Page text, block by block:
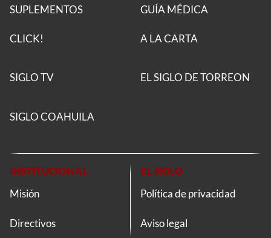
SUPLEMENTOS
CLICK!
GUÍA MÉDICA
A LA CARTA
SIGLO TV EL SIGLO DE TORREON
SIGLO COAHUILA
INSTITUCIONAL
Misión
Directivos
EL SIGLO
Política de privacidad
Aviso legal